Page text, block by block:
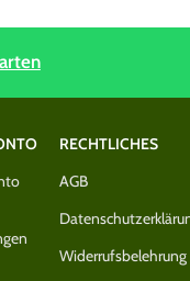
RECHTLICHES
AGB
Widerrufsbelehrung